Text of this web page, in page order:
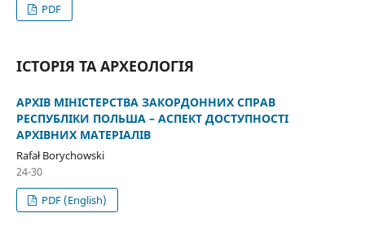
PDF
ІСТОРІЯ ТА АРХЕОЛОГІЯ
АРХІВ МІНІСТЕРСТВА ЗАКОРДОННИХ СПРАВ
РЕСПУБЛІКИ ПОЛЬША – АСПЕКТ ДОСТУПНОСТІ
АРХІВНИХ МАТЕРІАЛІВ
Rafał Borychowski
24-30
PDF (English)